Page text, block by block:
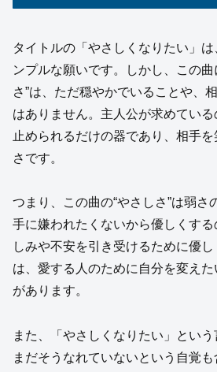
タイトルの「やさしくなりたい」
ンプルな願いです。しかし、この曲
さ”は、ただ穏やかでいることや、
はありません。主人公が求めてい
止められるだけの器であり、相手
さです。
つまり、この曲の“やさしさ”は弱さ
手に嫌われたくないから優しくす
しみや不安を引き受けるために優
は、愛する人のために自分を変え
があります。
また、「やさしくなりたい」とい
まだそうなれていないという自覚